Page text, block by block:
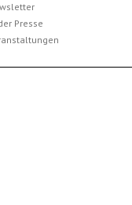
Presse